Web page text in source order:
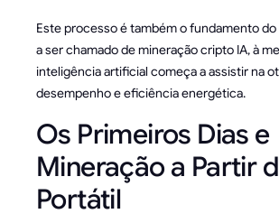
Este processo é também o fundamento
a ser chamado de mineração cripto IA, à
inteligência artificial começa a assistir na
desempenho e eficiência energética.
Os Primeiros Dias e
Mineração a Partir
Portátil